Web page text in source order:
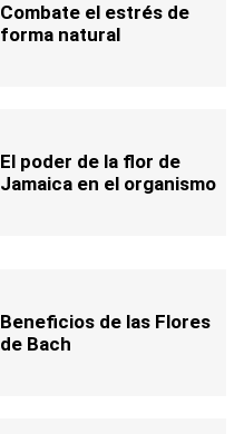
Combate el estrés de
forma natural
El poder de la flor de
Jamaica en el organismo
Beneficios de las Flores
de Bach